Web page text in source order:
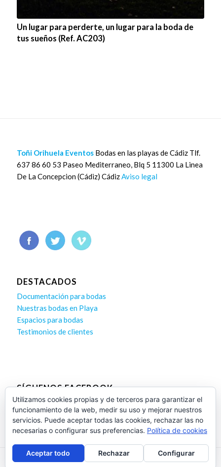
Un lugar para perderte, un lugar para la boda de
tus sueños (Ref. AC203)
Toñi Orihuela EventosBodas en las playas de Cádiz Tlf.
637 86 60 53 Paseo Mediterraneo, Blq 5 11300 La Linea
De La Concepcion (Cádiz) CádizAviso legal
DESTACADOS
Documentación para bodas
Nuestras bodas en Playa
Espacios para bodas
Testimonios de clientes
SÍGUENOS FACEBOOK
Diseño Web Proseo
Utilizamos cookies propias y de terceros para garantizar el
funcionamiento de la web, medir su uso y mejorar nuestros
servicios. Puede aceptar todas las cookies, rechazar las no
necesarias o configurar sus preferencias. Política de cookies
Aceptar todo Rechazar Configurar